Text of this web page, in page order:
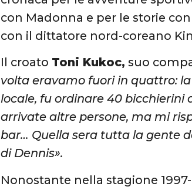
con Madonna e per le storie
con il dittatore nord-coreano
Il croato Toni Kukoc, suo
volta eravamo fuori in quattro:
locale, fu ordinare 40 bicchierini
arrivate altre persone, ma mi
bar… Quella sera tutta la gente
di Dennis».
Nonostante nella stagione